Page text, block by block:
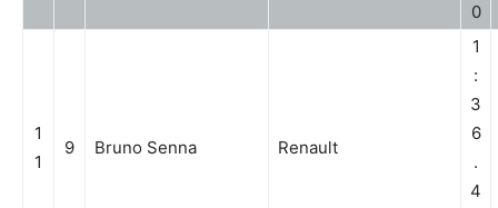
0
1
1
9 Bruno Senna Renault
1
:
3
6
.
4